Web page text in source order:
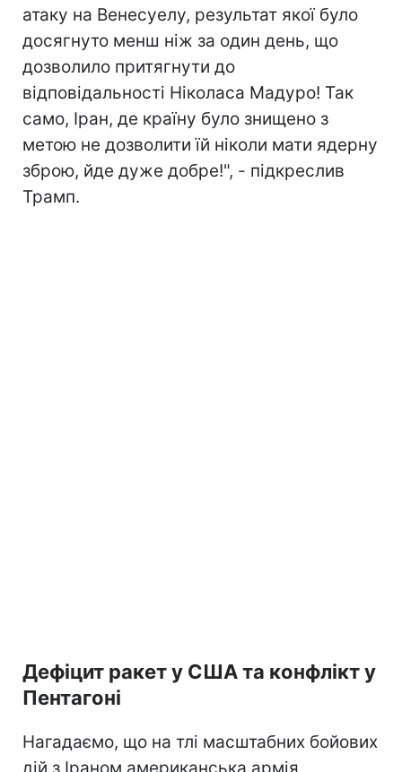
атаку на Венесуелу, результат якої було
досягнуто менш ніж за один день, що
дозволило притягнути до
відповідальності Ніколаса Мадуро! Так
само, Іран, де країну було знищено з
метою не дозволити їй ніколи мати ядерну
зброю, йде дуже добре!", - підкреслив
Трамп.
Дефіцит ракет у США та конфлікт у
Пентагоні
Нагадаємо, що на тлі масштабних бойових
дій з Іраном американська армія